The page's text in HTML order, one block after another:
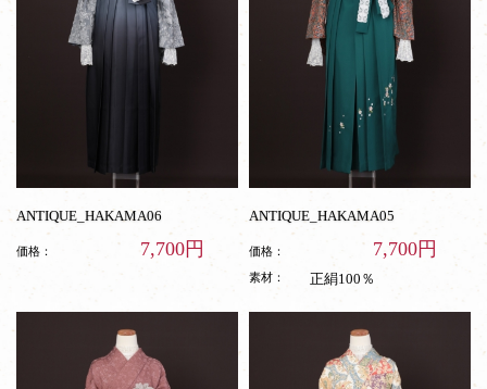
ANTIQUE_HAKAMA06
価格： 7,700円
ANTIQUE_HAKAMA05
価格： 7,700円
素材： 正絹100％